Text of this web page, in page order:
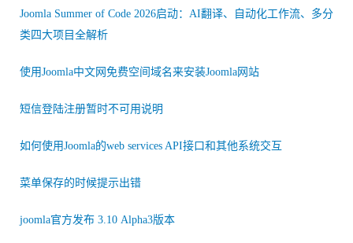
Joomla Summer of Code 2026启动：AI翻译、自动化工作流、多分
类四大项目全解析
使用Joomla中文网免费空间域名来安装Joomla网站
短信登陆注册暂时不可用说明
如何使用Joomla的web services API接口和其他系统交互
菜单保存的时候提示出错
joomla官方发布 3.10 Alpha3版本